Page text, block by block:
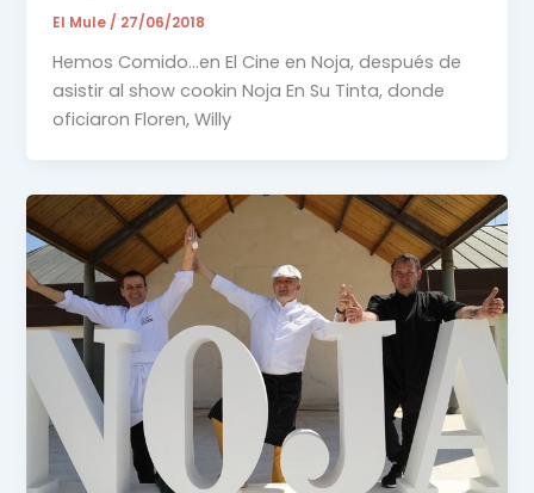
El Mule / 27/06/2018
Hemos Comido…en El Cine en Noja, después de
asistir al show cookin Noja En Su Tinta, donde
oficiaron Floren, Willy